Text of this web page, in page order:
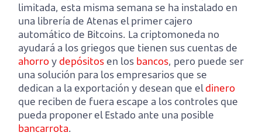
limitada, esta misma semana se ha instalado en
una librería de Atenas el primer cajero
automático de Bitcoins. La criptomoneda no
ayudará a los griegos que tienen sus cuentas de
ahorroy depósitosen los bancos, pero puede ser
una solución para los empresarios que se
dedican a la exportación y desean que eldinero
que reciben de fuera escape a los controles que
pueda proponer el Estado ante una posible
bancarrota.